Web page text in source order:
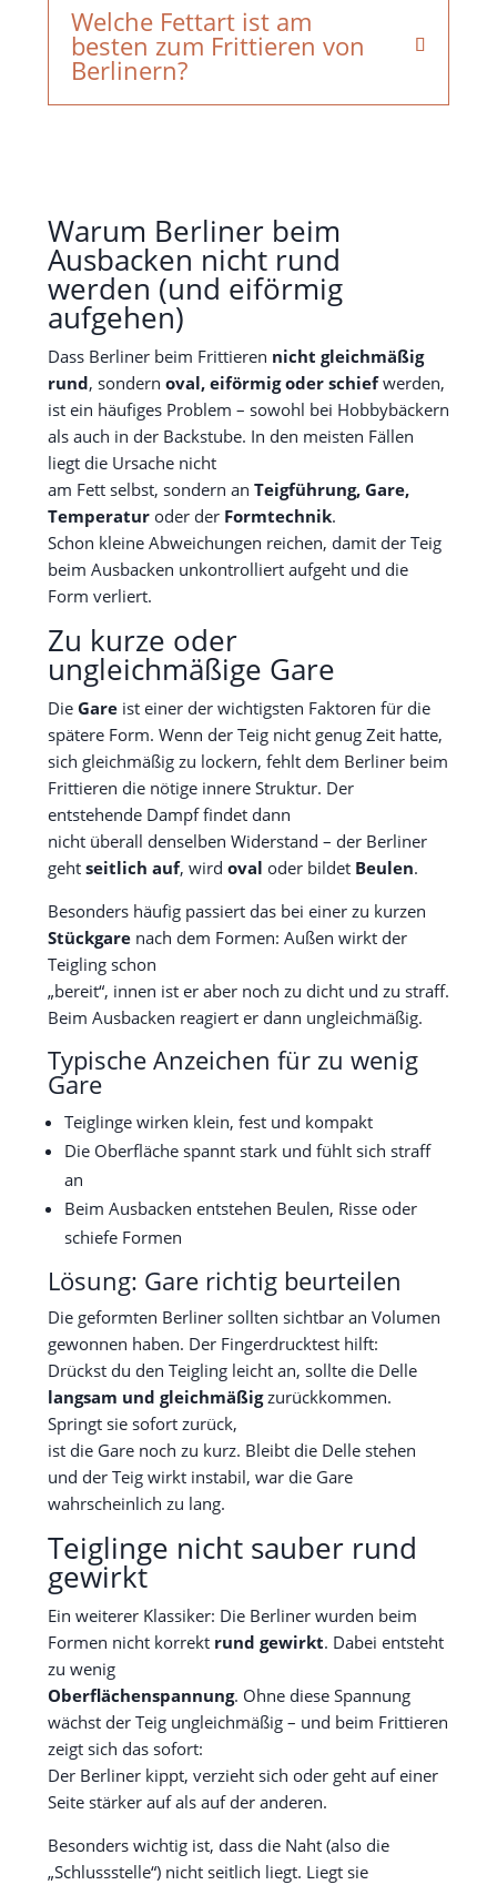
Welche Fettart ist am
besten zum Frittieren von
Berlinern?
Warum Berliner beim
Ausbacken nicht rund
werden (und eiförmig
aufgehen)
Dass Berliner beim Frittieren nicht gleichmäßig
rund, sondern oval, eiförmig oder schiefwerden,
ist ein häufiges Problem – sowohl bei Hobbybäckern
als auch in der Backstube. In den meisten Fällen
liegt die Ursache nicht
am Fett selbst, sondern an Teigführung, Gare,
Temperaturoder der Formtechnik.
Schon kleine Abweichungen reichen, damit der Teig
beim Ausbacken unkontrolliert aufgeht und die
Form verliert.
Zu kurze oder
ungleichmäßige Gare
Die Gareist einer der wichtigsten Faktoren für die
spätere Form. Wenn der Teig nicht genug Zeit hatte,
sich gleichmäßig zu lockern, fehlt dem Berliner beim
Frittieren die nötige innere Struktur. Der
entstehende Dampf findet dann
nicht überall denselben Widerstand – der Berliner
geht seitlich auf, wird oval oder bildet Beulen.
Besonders häufig passiert das bei einer zu kurzen
Stückgarenach dem Formen: Außen wirkt der
Teigling schon
„bereit“, innen ist er aber noch zu dicht und zu straff.
Beim Ausbacken reagiert er dann ungleichmäßig.
Typische Anzeichen für zu wenig
Gare
Teiglinge wirken klein, fest und kompakt
Die Oberfläche spannt stark und fühlt sich straff
an
Beim Ausbacken entstehen Beulen, Risse oder
schiefe Formen
Lösung: Gare richtig beurteilen
Die geformten Berliner sollten sichtbar an Volumen
gewonnen haben. Der Fingerdrucktest hilft:
Drückst du den Teigling leicht an, sollte die Delle
langsam und gleichmäßigzurückkommen.
Springt sie sofort zurück,
ist die Gare noch zu kurz. Bleibt die Delle stehen
und der Teig wirkt instabil, war die Gare
wahrscheinlich zu lang.
Teiglinge nicht sauber rund
gewirkt
Ein weiterer Klassiker: Die Berliner wurden beim
Formen nicht korrekt rund gewirkt. Dabei entsteht
zu wenig
Oberflächenspannung. Ohne diese Spannung
wächst der Teig ungleichmäßig – und beim Frittieren
zeigt sich das sofort:
Der Berliner kippt, verzieht sich oder geht auf einer
Seite stärker auf als auf der anderen.
Besonders wichtig ist, dass die Naht (also die
„Schlussstelle“) nicht seitlich liegt. Liegt sie